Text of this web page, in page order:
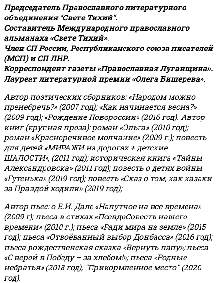
Председатель Православного литературного
объединения "Свете Тихий".
Составитель Международного православного
альманаха «Свете Тихий».
Член СП России, Республиканского союза писателей
(МСП) и СП ЛНР.
Корреспондент газеты «Православная Луганщина».
Лауреат литературной премии «Олега Бишерева».
Автор поэтических сборников: «Народом можно
пренебречь?» (2007 год); «Как начинается весна?»
(2009 год); «Рождение Новороссии» (2016 год). Автор
книг (крупная проза): роман «Ольга» (2010 год);
роман «Красноречивое молчание» (2009 г.); повесть
для детей «МИРАЖИ на дорогах + детские
ШАЛОСТИ», (2011 год); историческая книга «Тайны
Александровска» (2011 год); повесть о детях войны
«Гутенька» (2019 год); повесть «Сказ о том, как казаки
за Правдой ходили» (2019 год);
Автор пьес: о В.И. Дале «Напутное на все времена»
(2009 г); пьеса в стихах «ПсевдоСовесть нашего
времени» (2010 г.); пьеса «Ради мира на земле» (2015
год); пьеса «Отвоёванный выбор Донбасса» (2016 год);
пьеса рождественская сказка «Вернуть папу»; пьеса
«С верой в Победу – за хлебом!»;пьеса «Родные
небратья» (2018 год), "Прикормленное место" (2020
год).